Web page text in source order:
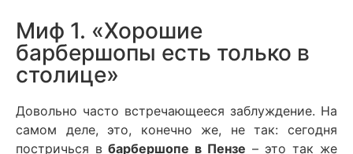
Миф 1. «Хорошие
барбершопы есть только в
столице»
Довольно часто встречающееся заблуждение. На
самом деле, это, конечно же, не так: сегодня
постричься в барбершопе в Пензе – это так же